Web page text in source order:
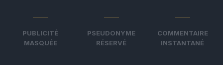
PUBLICITÉ
MASQUÉE
PSEUDONYME
RÉSERVÉ
COMMENTAIRE
INSTANTANÉ